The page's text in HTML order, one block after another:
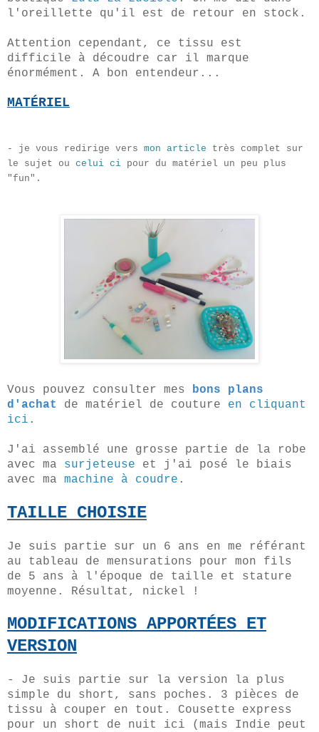
l'oreillette qu'il est de retour en stock.
Attention cependant, ce tissu est
difficile à découdre car il marque
énormément. A bon entendeur...
MATÉRIEL
- je vous redirige vers mon article très complet sur
le sujet ou celui ci pour du matériel un peu plus
"fun".
Vous pouvez consulter mes bons plans
d'achat
de matériel de couture en cliquant
ici .
J'ai assemblé une grosse partie de la robe
avec ma surjeteuse et j'ai posé le biais
avec ma machine à coudre .
TAILLE CHOISIE
Je suis partie sur un 6 ans en me référant
au tableau de mensurations pour mon fils
de 5 ans à l'époque de taille et stature
moyenne. Résultat, nickel !
MODIFICATIONS APPORTÉES ET
VERSION
- Je suis partie sur la version la plus
simple du short, sans poches. 3 pièces de
tissu à couper en tout. Cousette express
pour un short de nuit ici (mais Indie peut